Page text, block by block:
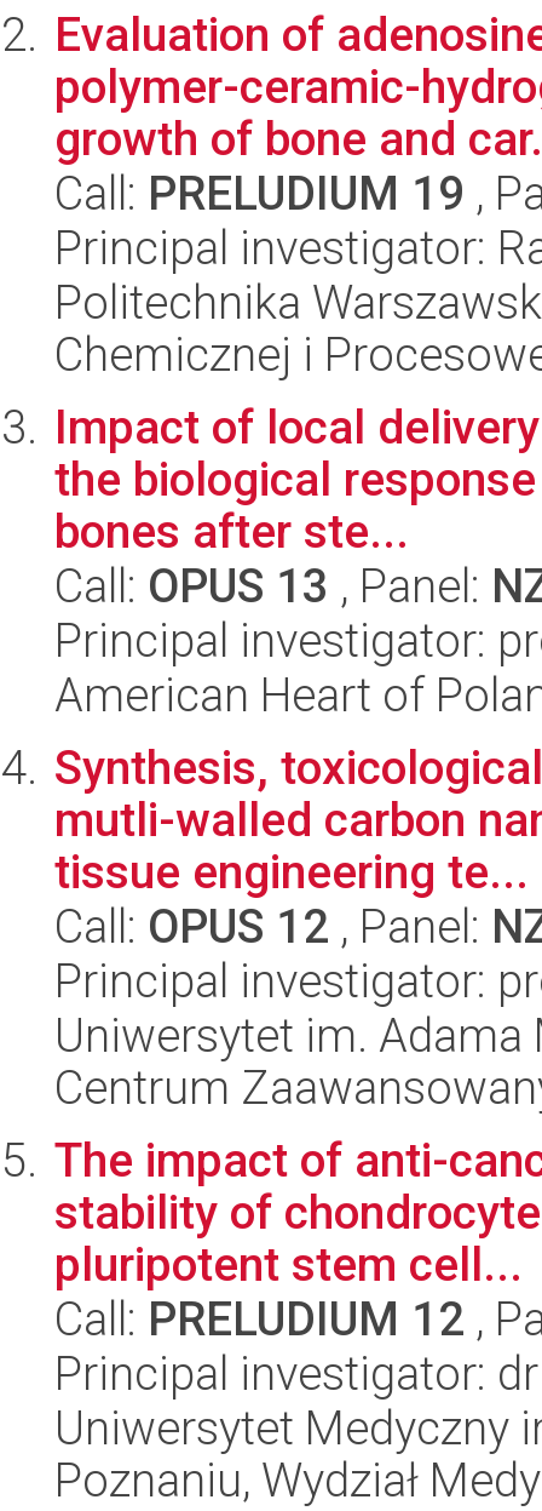
Evaluation of
polymer-ceramic-
growth of bone and
Call: PRELUDIUM 19 ,
Principal investigator:
Politechnika
Chemicznej i
Impact of local
the biological
bones after ste...
Call: OPUS 13 , Panel:
Principal investigator:
American Heart of
Synthesis,
mutli-walled carbon
tissue engineering te...
Call: OPUS 12 , Panel:
Principal investigator:
Uniwersytet im.
Centrum
The impact of anti-
stability of
pluripotent stem cell...
Call: PRELUDIUM 12 ,
Principal investigator:
Uniwersytet Medyczny
Poznaniu, Wydział